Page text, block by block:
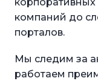
компаний до
порталов.
Мы следим за
работаем